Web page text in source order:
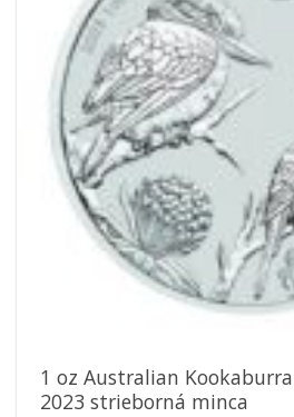
1 oz Australian Kookaburra
2023 strieborná minca